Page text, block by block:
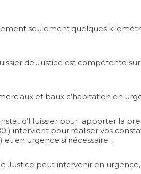
seulement quelques
de Justice est compétente
et baux d’habitation en
d’Huissier pour apporter la
) intervient pour réaliser vos
et en urgence si nécessaire .
Justice peut intervenir en